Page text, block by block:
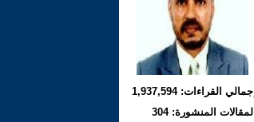
إجمالي القراءات: 1,937,594
المقالات المنشورة: 304